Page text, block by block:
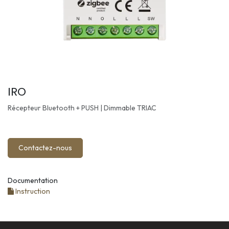
IRO
Récepteur Bluetooth + PUSH | Dimmable TRIAC
Contactez-nous
Documentation
Instruction